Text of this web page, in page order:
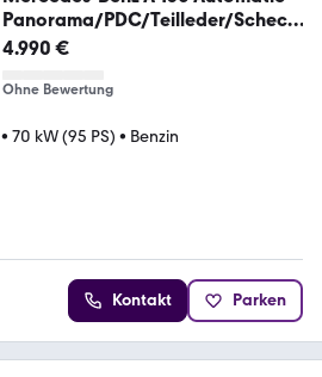
Panorama/PDC/Teilleder/Scheck
hef
4.990 €
Ohne Bewertung
• 70 kW (95 PS) • Benzin
Kontakt Parken